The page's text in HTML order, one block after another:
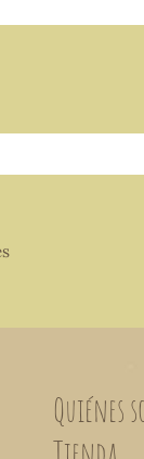
Quiénes